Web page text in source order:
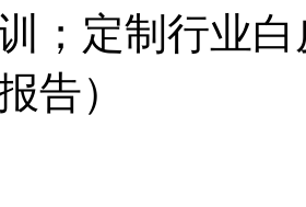
；定制行业
告）